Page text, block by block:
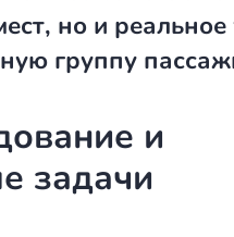
но и
группу
и
задачи